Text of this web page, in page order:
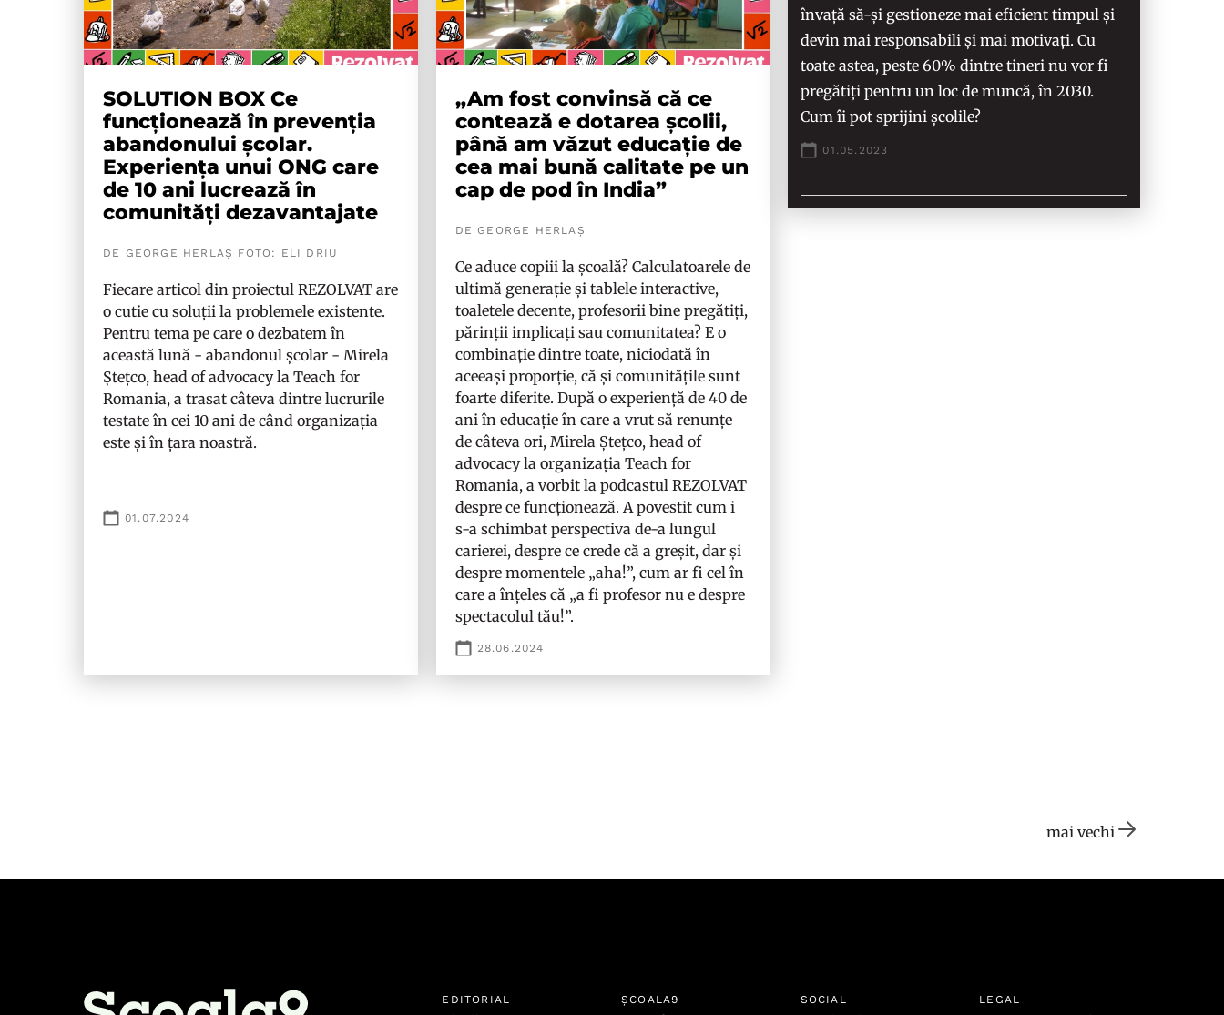
SOLUTION BOX Ce
funcționează în prevenția
abandonului școlar.
Experiența unui ONG care
de 10 ani lucrează în
comunități dezavantajate
DE GEORGE HERLAȘ FOTO: ELI DRIU
Fiecare articol din proiectul REZOLVAT are
o cutie cu soluții la problemele existente.
Pentru tema pe care o dezbatem în
această lună - abandonul școlar - Mirela
Ștețco, head of advocacy la Teach for
Romania, a trasat câteva dintre lucrurile
testate în cei 10 ani de când organizația
este și în țara noastră.
01.07.2024
„Am fost convinsă că ce
contează e dotarea școlii,
până am văzut educație de
cea mai bună calitate pe un
cap de pod în India”
DE GEORGE HERLAȘ
Ce aduce copiii la școală? Calculatoarele de
ultimă generație și tablele interactive,
toaletele decente, profesorii bine pregătiți,
părinții implicați sau comunitatea? E o
combinație dintre toate, niciodată în
aceeași proporție, că și comunitățile sunt
foarte diferite. După o experiență de 40 de
ani în educație în care a vrut să renunțe
de câteva ori, Mirela Ștețco, head of
advocacy la organizația Teach for
Romania, a vorbit la podcastul REZOLVAT
despre ce funcționează. A povestit cum i
s-a schimbat perspectiva de-a lungul
carierei, despre ce crede că a greșit, dar și
despre momentele „aha!”, cum ar fi cel în
care a înțeles că „a fi profesor nu e despre
spectacolul tău!”.
28.06.2024
învață să-și gestioneze mai eficient timpul și
devin mai responsabili și mai motivați. Cu
toate astea, peste 60% dintre tineri nu vor fi
pregătiți pentru un loc de muncă, în 2030.
Cum îi pot sprijini școlile?
01.05.2023
mai vechi
EDITORIAL ȘCOALA9 SOCIAL LEGAL